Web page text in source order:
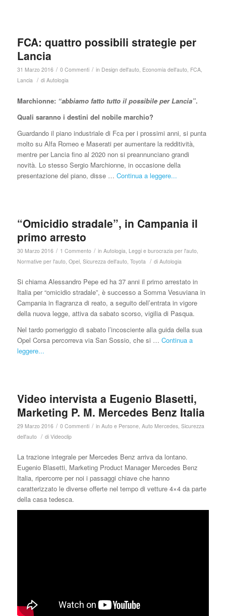
FCA: quattro possibili strategie per
Lancia
31 Marzo 2016 / 0 Commenti / in Design dell'auto, Economia dell'auto, FCA,
Lancia / di Autologia
Marchionne: “abbiamo fatto tutto il possibile per Lancia”.
Quali saranno i destini del nobile marchio?
Guardando il piano industriale di Fca per i prossimi anni, si punta
molto su Alfa Romeo e Maserati per aumentare la redditività,
mentre per Lancia fino al 2020 non si preannunciano grandi
novità. Lo stesso Sergio Marchionne, in occasione della
presentazione del piano, disse … Continua a leggere...
“Omicidio stradale”, in Campania il
primo arresto
30 Marzo 2016 / 1 Commento / in Autologia Leggi e burocrazia per l'auto,
Normative per l'auto, Opel, Sicurezza dell'auto, Toyota / di Autologia
Si chiama Alessandro Pepe ed ha 37 anni il primo arrestato in
Italia per “omicidio stradale”, è successo a Somma Vesuviana in
Campania in flagranza di reato, a seguito dell’entrata in vigore
della nuova legge, attiva da sabato scorso, vigilia di Pasqua.
Nel tardo pomeriggio di sabato l’incosciente alla guida della sua
Opel Corsa percorreva via San Sossio, che si … Continua a
leggere...
Video intervista a Eugenio Blasetti,
Marketing P. M. Mercedes Benz Italia
29 Marzo 2016 / 0 Commenti / in Auto e Persone, Auto Mercedes, Sicurezza
dell'auto / di Videoclip
La trazione integrale per Mercedes Benz arriva da lontano.
Eugenio Blasetti, Marketing Product Manager Mercedes Benz
Italia, ripercorre per noi i passaggi chiave che hanno
caratterizzato le diverse offerte nel tempo di vetture 4×4 da parte
della casa tedesca.